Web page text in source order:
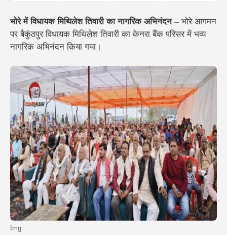
भोरे में विधायक मिथिलेश तिवारी का नागरिक अभिनंदन – भोरे आगमन
पर बैकुंठपुर विधायक मिथिलेश तिवारी का केनरा बैंक परिसर में भव्य
नागरिक अभिनंदन किया गया।
Img